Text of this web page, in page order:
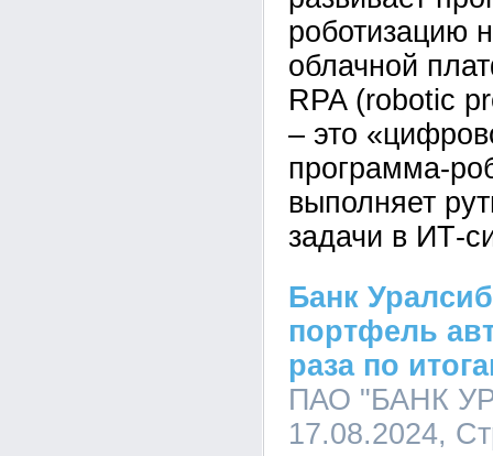
роботизацию
облачной
RPA (robotic
– это
программа-
выполняет
задачи в ИТ-
Банк
портфель
раза по
ПАО "БАНК
17.08.2024,